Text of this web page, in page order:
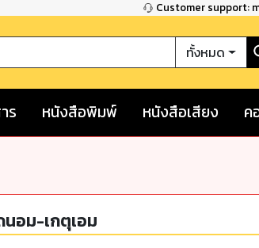
Customer support:
ทั้งหมด
ร หนังสือพิมพ์ หนังสือเสียง ค
อม-เกตุเอม